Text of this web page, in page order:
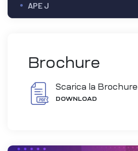
APE J
Brochure
Scarica la Brochure
DOWNLOAD